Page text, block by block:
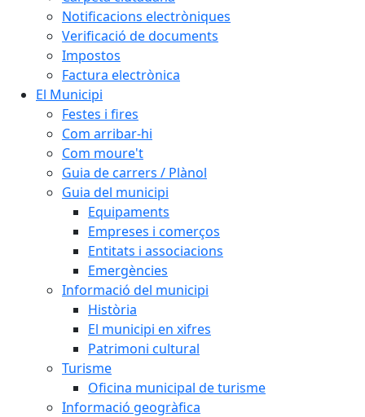
Notificacions electròniques
Verificació de documents
Impostos
Factura electrònica
El Municipi
Festes i fires
Com arribar-hi
Com moure't
Guia de carrers / Plànol
Guia del municipi
Equipaments
Empreses i comerços
Entitats i associacions
Emergències
Informació del municipi
Història
El municipi en xifres
Patrimoni cultural
Turisme
Oficina municipal de turisme
Informació geogràfica